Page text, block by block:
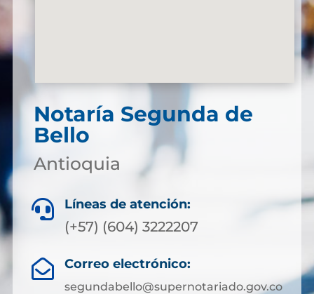
Notaría Segunda de
Bello
Antioquia
 Líneas de atención:
(+57) (604) 3222207
 Correo electrónico:
segundabello@supernotariado.gov.co